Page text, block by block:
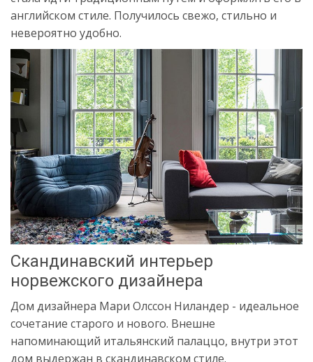
английском стиле. Получилось свежо, стильно и
невероятно удобно.
Скандинавский интерьер
норвежского дизайнера
Дом дизайнера Мари Олссон Ниландер - идеальное
сочетание старого и нового. Внешне
напоминающий итальянский палаццо, внутри этот
дом выдержан в скандинавском стиле.